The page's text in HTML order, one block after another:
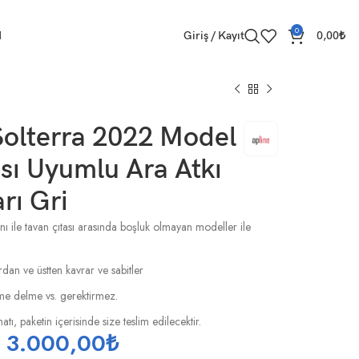
Giriş / Kayıt 0 0,00₺
2022 Model
Uyumlu Ara Atkı
Gri
ile tavan çıtası arasında boşluk olmayan modeller ile
ve üstten kavrar ve sabitler
delme vs. gerektirmez.
paketin içerisinde size teslim edilecektir.
3.000,00₺